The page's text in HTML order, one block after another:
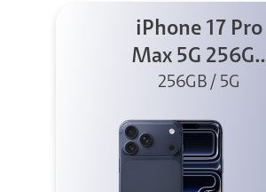
iPhone 17 Pro
Max 5G 256GB
Azul profundo
256GB / 5G